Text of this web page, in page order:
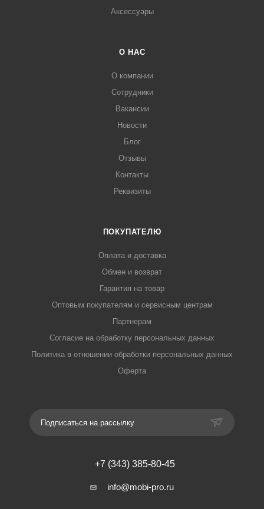
Аксессуары
О НАС
О компании
Сотрудники
Вакансии
Новости
Блог
Отзывы
Контакты
Реквизиты
ПОКУПАТЕЛЮ
Оплата и доставка
Обмен и возврат
Гарантия на товар
Оптовым покупателям и сервисным центрам
Партнерам
Согласие на обработку персональных данных
Политика в отношении обработки персональных данных
Оферта
Подписаться на рассылку
+7 (343) 385-80-45
info@mobi-pro.ru